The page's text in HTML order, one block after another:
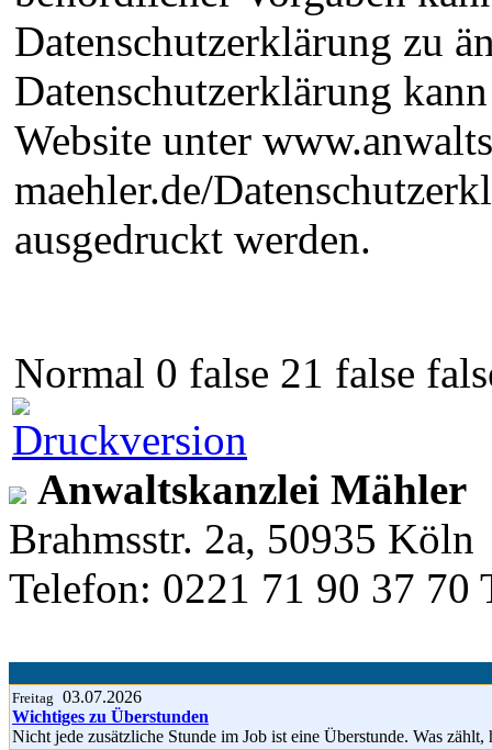
Datenschutzerklärung zu
Datenschutzerklärung
Website unter
maehler.de/
ausgedruckt werden.
Normal 0 false 21 false
Anwaltskanzlei Mähler
Brahmsstr. 2a, 50935 Köln
Telefon: 0221 71 90 37 70
Freitag 03.07.2026
Wichtiges zu Überstunden
Nicht jede zusätzliche Stunde im Job ist eine Überstunde. Was